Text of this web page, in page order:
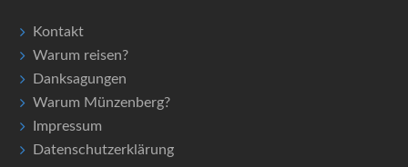
Kontakt
Warum reisen?
Danksagungen
Warum Münzenberg?
Impressum
Datenschutzerklärung